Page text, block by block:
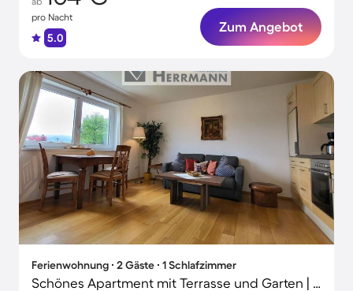
pro Nacht
5.0
Zum Angebot
Ferienwohnung ∙ 2 Gäste ∙ 1 Schlafzimmer
Schönes Apartment mit Terrasse und Garten | Seeblick | Hunde erlaubt